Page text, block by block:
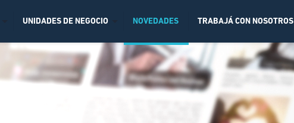
UNIDADES DE NEGOCIO NOVEDADES TRABAJÁ CON NOSOTROS